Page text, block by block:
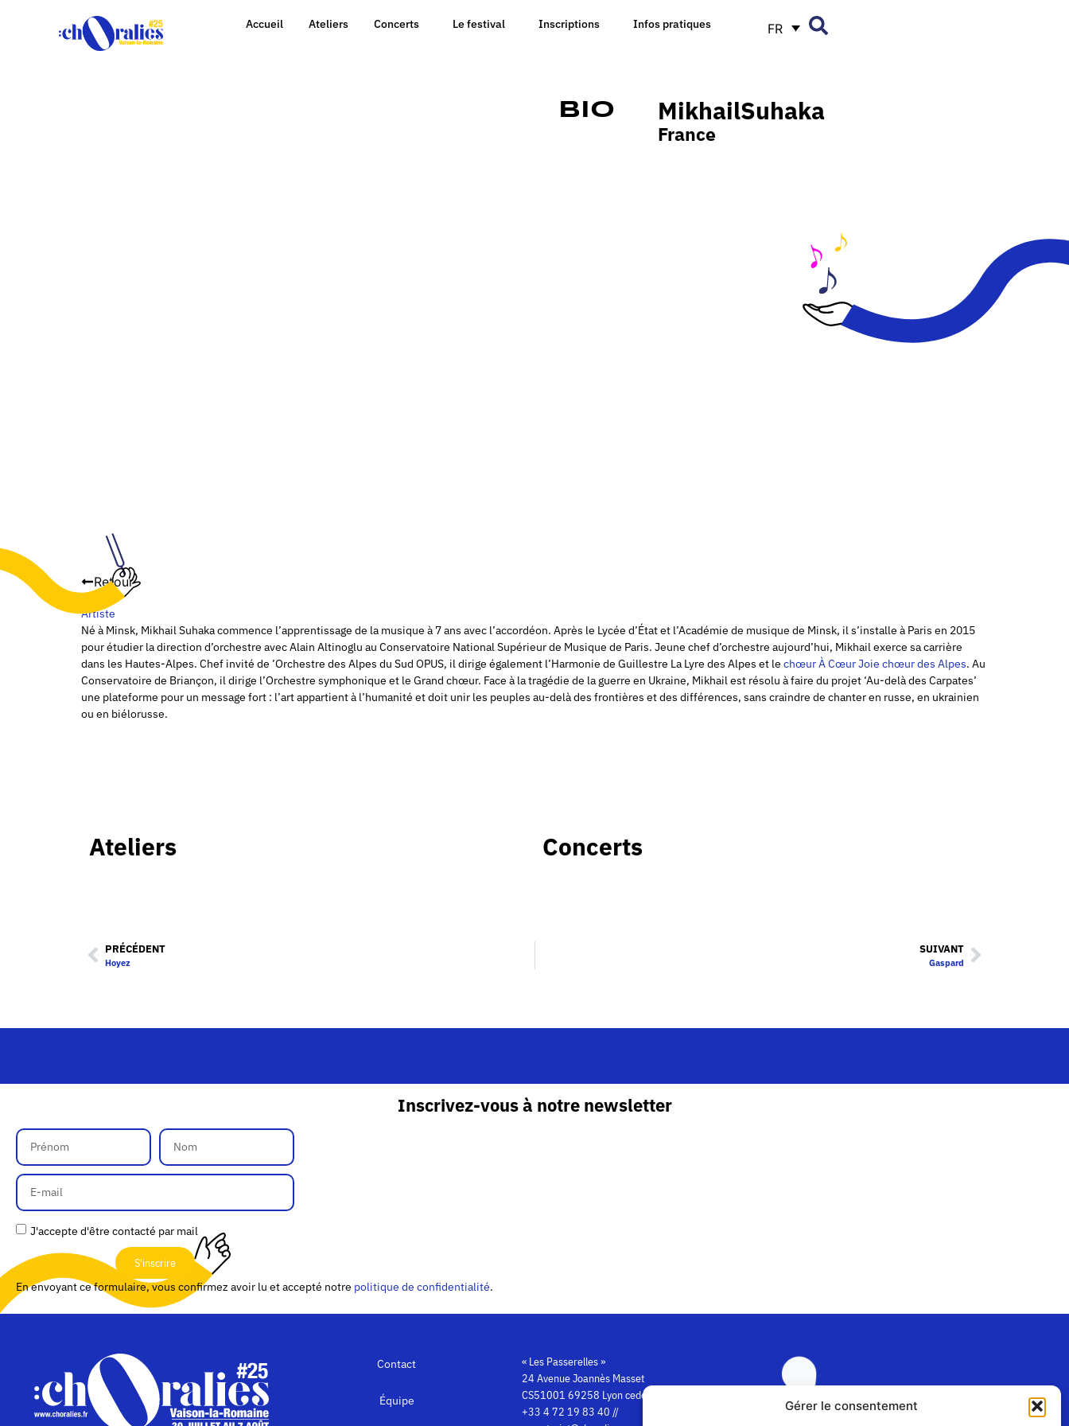
Gérer le consentement
Accueil Ateliers Concerts Le festival Inscriptions Infos pratiques FR
Bio MikhailSuhaka
France
Retour
Artiste
Né à Minsk, Mikhail Suhaka commence l’apprentissage de la musique à 7 ans avec l’accordéon. Après le Lycée d’État et l’Académie de musique de Minsk, il s’installe à Paris en 2015
pour étudier la direction d’orchestre avec Alain Altinoglu au Conservatoire National Supérieur de Musique de Paris. Jeune chef d’orchestre aujourd’hui, Mikhail exerce sa carrière
dans les Hautes-Alpes. Chef invité de ’Orchestre des Alpes du Sud OPUS, il dirige également l’Harmonie de Guillestre La Lyre des Alpes et le chœur À Cœur Joie chœur des Alpes. Au
Conservatoire de Briançon, il dirige l’Orchestre symphonique et le Grand chœur. Face à la tragédie de la guerre en Ukraine, Mikhail est résolu à faire du projet ‘Au-delà des Carpates’
une plateforme pour un message fort : l’art appartient à l’humanité et doit unir les peuples au-delà des frontières et des différences, sans craindre de chanter en russe, en ukrainien
ou en biélorusse.
Ateliers Concerts
PRÉCÉDENT
Hoyez
SUIVANT
Gaspard
Inscrivez-vous à notre newsletter
J'accepte d'être contacté par mail
S'inscrire
En envoyant ce formulaire, vous confirmez avoir lu et accepté notre politique de confidentialité.
Contact
Équipe
« Les Passerelles »
24 Avenue Joannès Masset
CS51001 69258 Lyon cedex 09
+33 4 72 19 83 40 //